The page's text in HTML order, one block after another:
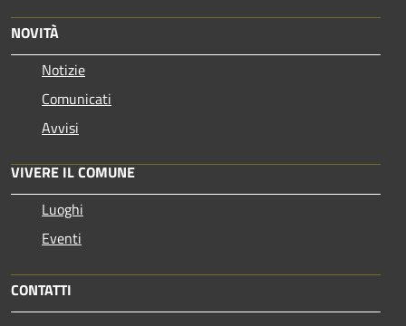
NOVITÀ
Notizie
Comunicati
Avvisi
VIVERE IL COMUNE
Luoghi
Eventi
CONTATTI